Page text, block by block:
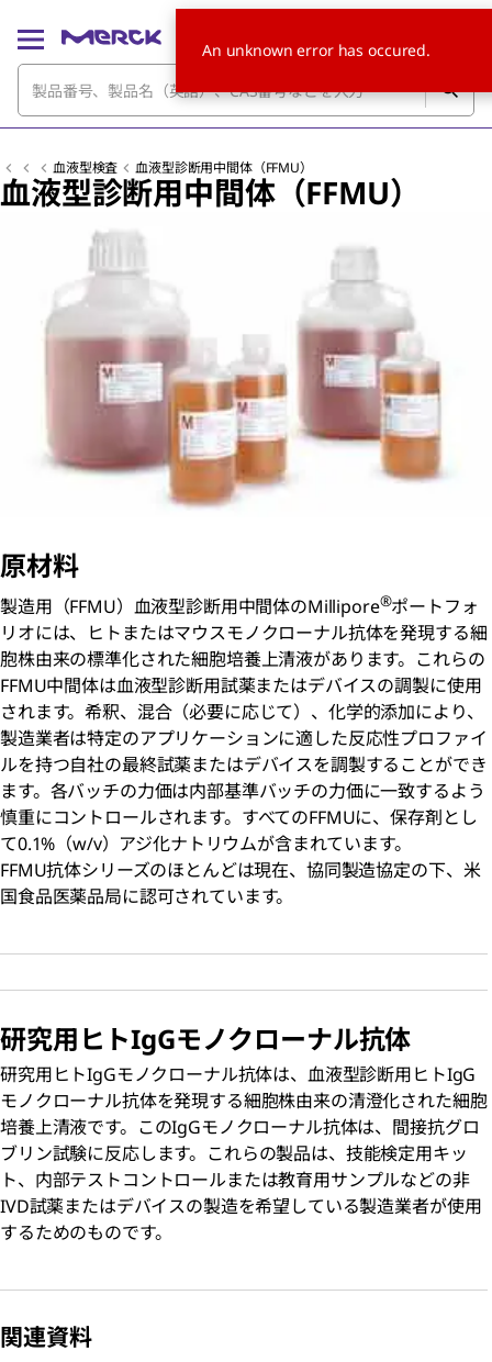
血液型検査 血液型診断用中間体（FFMU）
血液型診断用中間体（FFMU）
原材料
製造用（FFMU）血液型診断用中間体のMillipore®ポートフォ
リオには、ヒトまたはマウスモノクローナル抗体を発現する細
胞株由来の標準化された細胞培養上清液があります。これらの
FFMU中間体は血液型診断用試薬またはデバイスの調製に使用
されます。希釈、混合（必要に応じて）、化学的添加により、
製造業者は特定のアプリケーションに適した反応性プロファイ
ルを持つ自社の最終試薬またはデバイスを調製することができ
ます。各バッチの力価は内部基準バッチの力価に一致するよう
慎重にコントロールされます。すべてのFFMUに、保存剤とし
て0.1%（w/v）アジ化ナトリウムが含まれています。
FFMU抗体シリーズのほとんどは現在、協同製造協定の下、米
国食品医薬品局に認可されています。
研究用ヒトIgGモノクローナル抗体
研究用ヒトIgGモノクローナル抗体は、血液型診断用ヒトIgG
モノクローナル抗体を発現する細胞株由来の清澄化された細胞
培養上清液です。このIgGモノクローナル抗体は、間接抗グロ
ブリン試験に反応します。これらの製品は、技能検定用キッ
ト、内部テストコントロールまたは教育用サンプルなどの非
IVD試薬またはデバイスの製造を希望している製造業者が使用
するためのものです。
関連資料
An unknown error has occured.